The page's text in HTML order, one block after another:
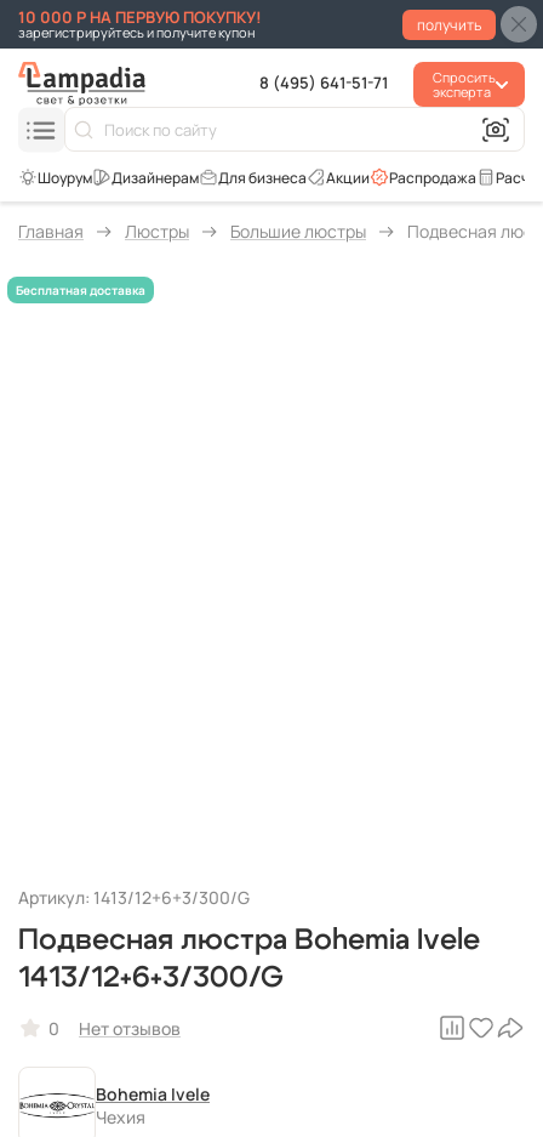
10 000 Р НА ПЕРВУЮ ПОКУПКУ!
зарегистрируйтесь и получите купон получить
8 (495) 641-51-71
Спросить
эксперта
Распродажа
Акции
Для бизнеса
Главная Люстры Большие люстры Подвесная
Артикул: 1413/12+6+3/300/G
Подвесная люстра Bohemia Ivele
1413/12+6+3/300/G
0 Нет отзывов
Bohemia Ivele
Чехия